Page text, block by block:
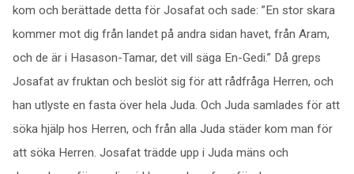
kom och berättade detta för Josafat och sade: ”En stor skara
kommer mot dig från landet på andra sidan havet, från Aram,
och de är i Hasason-Tamar, det vill säga En-Gedi.” Då greps
Josafat av fruktan och beslöt sig för att rådfråga Herren, och
han utlyste en fasta över hela Juda. Och Juda samlades för att
söka hjälp hos Herren, och från alla Juda städer kom man för
att söka Herren. Josafat trädde upp i Juda mäns och